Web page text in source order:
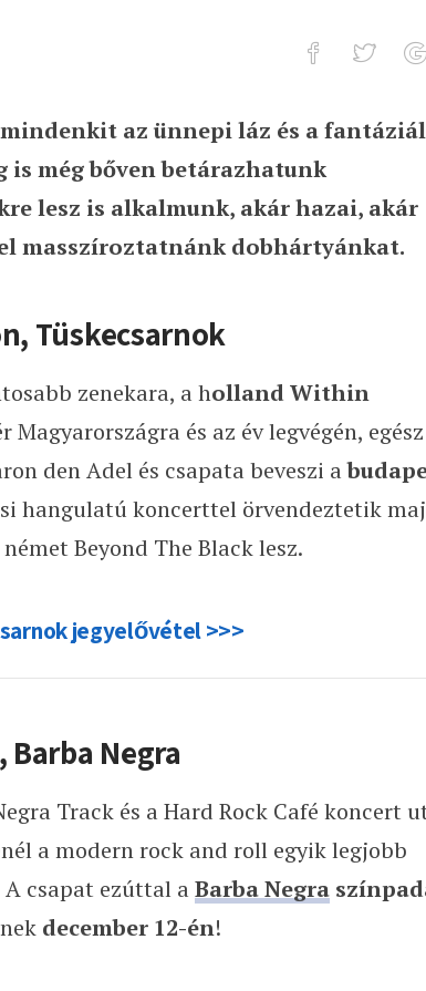
The Dead Daisies,
az ünnepi láz és a
is még bőven betárazhatunk
lesz is alkalmunk, akár hazai, akár
masszíroztatnánk dobhártyánkat.
Tüskecsarnok
zenekara, a holland Within
és az év legvégén, egész
den Adel és csapata beveszi a
hangulatú koncerttel örvendeztetik
Beyond The Black lesz.
jegyelővétel >>>
Barba Negra
Track és a Hard Rock Café koncert
a modern rock and roll egyik legjobb
A csapat ezúttal a Barba Negra
december 12-én!